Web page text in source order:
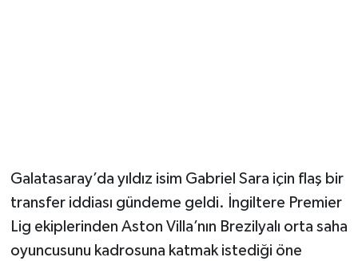
Galatasaray’da yıldız isim Gabriel Sara için flaş bir
transfer iddiası gündeme geldi. İngiltere Premier
Lig ekiplerinden Aston Villa’nın Brezilyalı orta saha
oyuncusunu kadrosuna katmak istediği öne